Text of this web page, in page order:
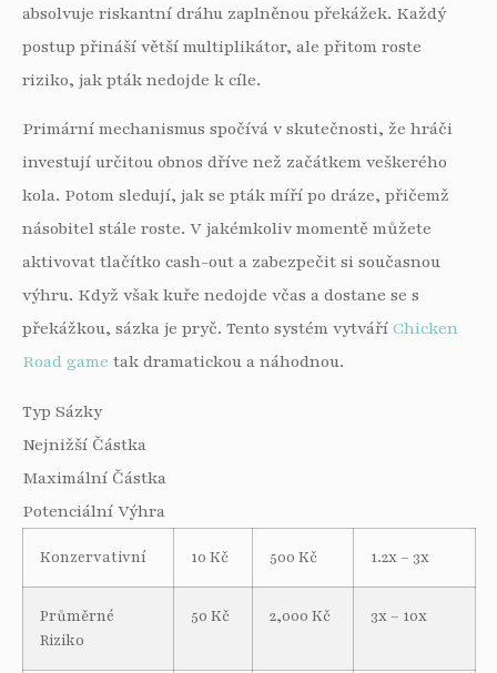
absolvuje riskantní dráhu zaplněnou překážek. Každý
postup přináší větší multiplikátor, ale přitom roste
riziko, jak pták nedojde k cíle.
Primární mechanismus spočívá v skutečnosti, že hráči
investují určitou obnos dříve než začátkem veškerého
kola. Potom sledují, jak se pták míří po dráze, přičemž
násobitel stále roste. V jakémkoliv momentě můžete
aktivovat tlačítko cash-out a zabezpečit si současnou
výhru. Když však kuře nedojde včas a dostane se s
překážkou, sázka je pryč. Tento systém vytváří Chicken
Road game tak dramatickou a náhodnou.
Typ Sázky
Nejnižší Částka
Maximální Částka
Potenciální Výhra
Konzervativní 10 Kč 500 Kč 1.2x – 3x
Průměrné
Riziko
50 Kč 2,000 Kč 3x – 10x